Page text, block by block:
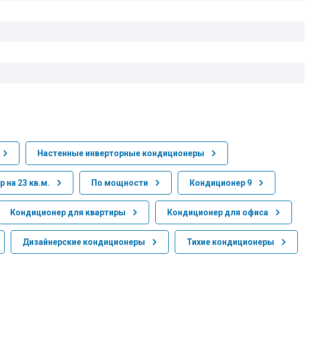
Настенные инверторные кондиционеры
на 23 кв.м. По мощности Кондиционер 9
Кондиционер для квартиры Кондиционер для офиса
Дизайнерские кондиционеры Тихие кондиционеры